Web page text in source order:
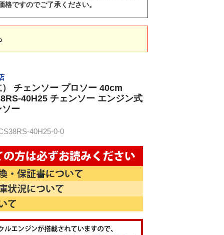
ですのでご了承ください。
チェンソー プロソー 40cm
40H25 チェンソー エンジン式
ソー
40H25-0-0